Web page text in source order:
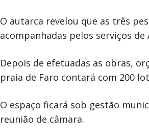
O autarca revelou que as três
acompanhadas pelos serviços
Depois de efetuadas as obras,
praia de Faro contará com 200
O espaço ficará sob gestão
reunião de câmara.